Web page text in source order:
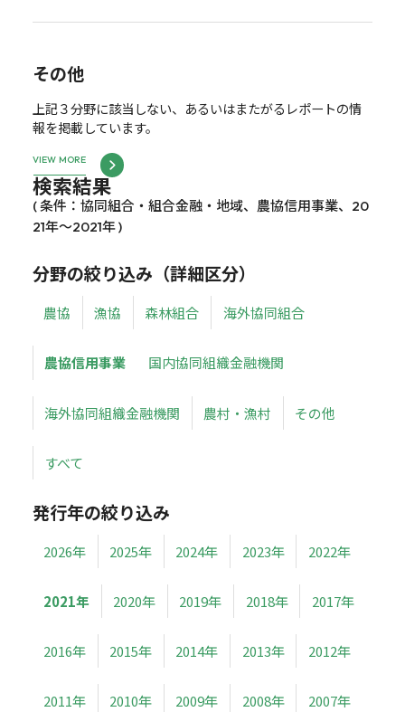
その他
上記３分野に該当しない、あるいはまたがるレポートの情
報を掲載しています。
VIEW MORE
検索結果
( 条件：協同組合・組合金融・地域、農協信用事業、20
21年～2021年 )
分野の絞り込み（詳細区分）
農協 漁協 森林組合 海外協同組合
農協信用事業 国内協同組織金融機関
海外協同組織金融機関 農村・漁村 その他
すべて
発行年の絞り込み
2026年 2025年 2024年 2023年 2022年
2021年 2020年 2019年 2018年 2017年
2016年 2015年 2014年 2013年 2012年
2011年 2010年 2009年 2008年 2007年